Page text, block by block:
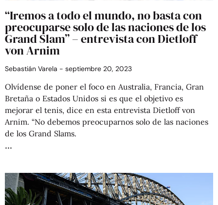
“Iremos a todo el mundo, no basta con
preocuparse solo de las naciones de los
Grand Slam” – entrevista con Dietloff
von Arnim
Sebastián Varela septiembre 20, 2023
Olvídense de poner el foco en Australia, Francia, Gran
Bretaña o Estados Unidos si es que el objetivo es
mejorar el tenis, dice en esta entrevista Dietloff von
Arnim. “No debemos preocuparnos solo de las naciones
de los Grand Slams.